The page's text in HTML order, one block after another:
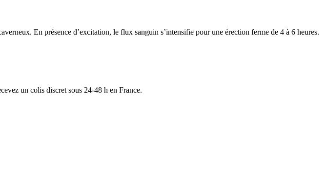
En présence d’excitation, le flux sanguin s’intensifie pour une érection ferme de 4 à 6 heures.
un colis discret sous 24-48 h en France.